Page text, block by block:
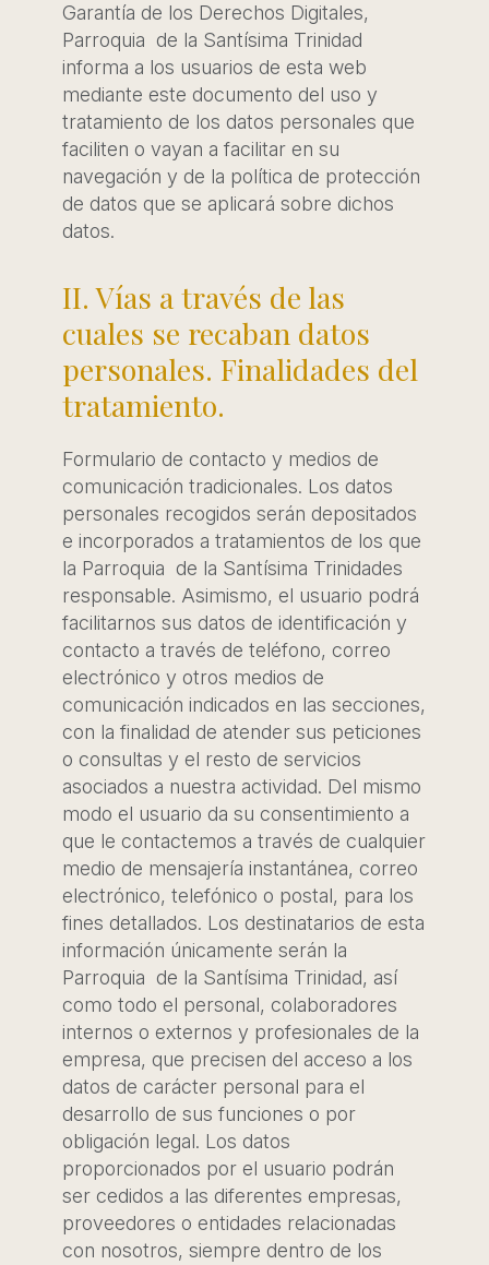
Garantía de los Derechos Digitales,
Parroquia de la Santísima Trinidad
informa a los usuarios de esta web
mediante este documento del uso y
tratamiento de los datos personales que
faciliten o vayan a facilitar en su
navegación y de la política de protección
de datos que se aplicará sobre dichos
datos.
II. Vías a través de las
cuales se recaban datos
personales. Finalidades del
tratamiento.
Formulario de contacto y medios de
comunicación tradicionales. Los datos
personales recogidos serán depositados
e incorporados a tratamientos de los que
la Parroquia de la Santísima Trinidades
responsable. Asimismo, el usuario podrá
facilitarnos sus datos de identificación y
contacto a través de teléfono, correo
electrónico y otros medios de
comunicación indicados en las secciones,
con la finalidad de atender sus peticiones
o consultas y el resto de servicios
asociados a nuestra actividad. Del mismo
modo el usuario da su consentimiento a
que le contactemos a través de cualquier
medio de mensajería instantánea, correo
electrónico, telefónico o postal, para los
fines detallados. Los destinatarios de esta
información únicamente serán la
Parroquia de la Santísima Trinidad, así
como todo el personal, colaboradores
internos o externos y profesionales de la
empresa, que precisen del acceso a los
datos de carácter personal para el
desarrollo de sus funciones o por
obligación legal. Los datos
proporcionados por el usuario podrán
ser cedidos a las diferentes empresas,
proveedores o entidades relacionadas
con nosotros, siempre dentro de los